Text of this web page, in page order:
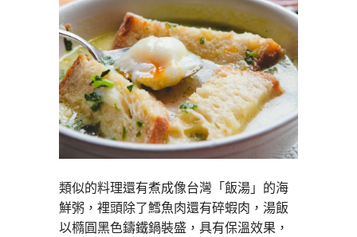
類似的料理還有煮成像台灣「飯湯」的海
鮮粥，裡頭除了鱈魚肉還有碎蝦肉，湯飯
以橢圓黑色鑄鐵鍋裝盛，具有保溫效果，